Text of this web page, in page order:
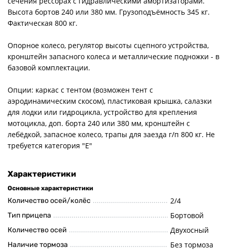
Высота бортов 240 или 380 мм. Грузоподъёмность 345 кг.
Фактическая 800 кг.
Опорное колесо, регулятор высоты сцепного устройства,
кронштейн запасного колеса и металлические подножки - в
базовой комплектации.
Опции: каркас с тентом (возможен тент с
аэродинамическим скосом), пластиковая крышка, салазки
для лодки или гидроцикла, устройство для крепления
мотоцикла, доп. борта 240 или 380 мм, кронштейн с
лебёдкой, запасное колесо, трапы для заезда г/п 800 кг. Не
требуется категория "Е"
Характеристики
Основные характеристики
Количество осей/колёс 2/4
Тип прицепа Бортовой
Количество осей Двухосный
Наличие тормоза Без тормоза